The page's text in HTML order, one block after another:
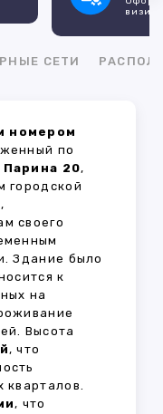
СЕТИ
номером
по
Парина 20,
городской
своего
Здание было
к
на
Высота
, что
кварталов.
, что